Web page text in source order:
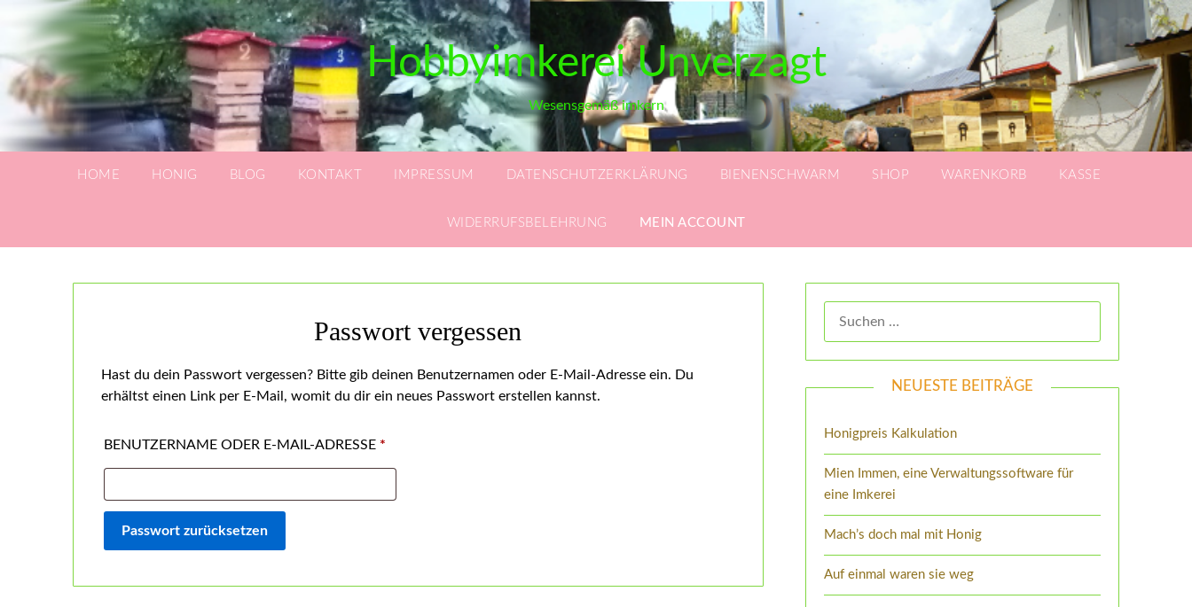
Hobbyimkerei Unverzagt
Wesensgemäß imkern
HOME HONIG BLOG KONTAKT IMPRESSUM DATENSCHUTZERKLÄRUNG BIENENSCHWARM SHOP WARENKORB KASSE
WIDERRUFSBELEHRUNG MEIN ACCOUNT
Passwort vergessen
Hast du dein Passwort vergessen? Bitte gib deinen Benutzernamen oder E-Mail-Adresse ein. Du
erhältst einen Link per E-Mail, womit du dir ein neues Passwort erstellen kannst.
BENUTZERNAME ODER E-MAIL-ADRESSE *
Passwort zurücksetzen
NEUESTE BEITRÄGE
Honigpreis Kalkulation
Mien Immen, eine Verwaltungssoftware für
eine Imkerei
Mach’s doch mal mit Honig
Auf einmal waren sie weg